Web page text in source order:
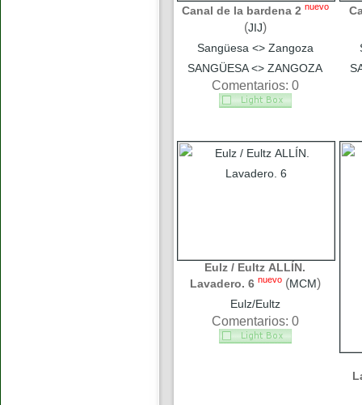
Canal de la bardena 2 nuevo
(JIJ)
Sangüesa <> Zangoza
SANGÜESA <> ZANGOZA
Comentarios: 0
Eulz / Eultz ALLÍN.
Lavadero. 6 nuevo (MCM)
Eulz/Eultz
Comentarios: 0